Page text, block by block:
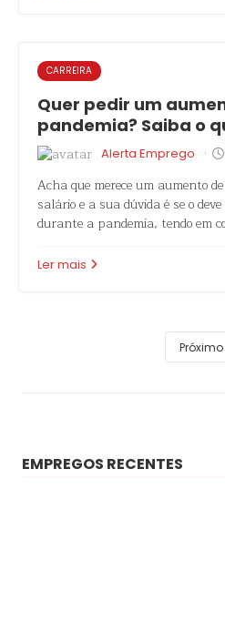
CARREIRA
Quer pedir um
pandemia? Saiba o
Alerta Emprego ·
Acha que merece um aumento de
salário e a sua dúvida é se o
durante a pandemia, tendo em
Ler mais
Próximo
EMPREGOS RECENTES